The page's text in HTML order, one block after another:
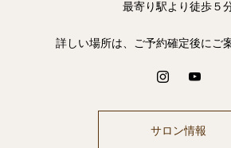
最寄り駅より徒歩５
詳しい場所は、ご予約確定後にご
サロン情報